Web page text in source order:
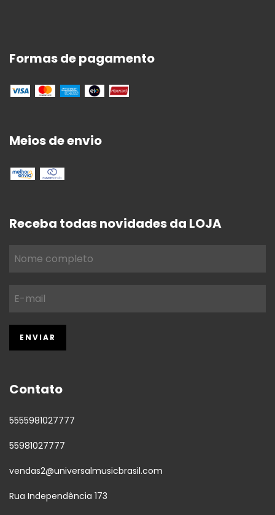
Formas de pagamento
Meios de envio
Receba todas novidades da LOJA
Contato
5555981027777
55981027777
vendas2@universalmusicbrasil.com
Rua Independência 173